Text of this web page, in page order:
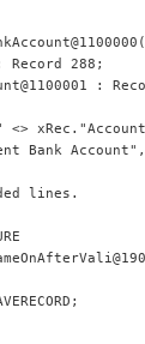
Record 288;
:
Bank
lines.